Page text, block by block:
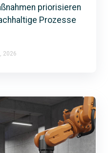
priorisieren
Prozesse
2026